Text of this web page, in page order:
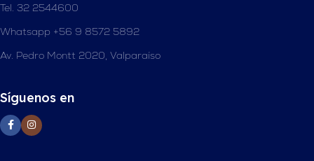
Tel. 32 2544600
Whatsapp +56 9 8572 5892
Av. Pedro Montt 2020, Valparaíso
Síguenos en